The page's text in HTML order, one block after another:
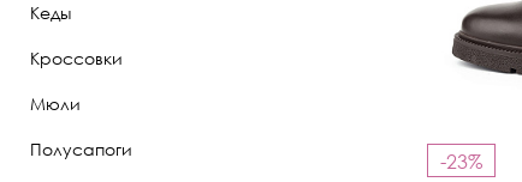
Кеды
Кроссовки
Мюли
Полусапоги
-23%